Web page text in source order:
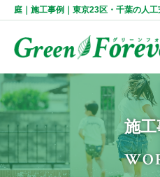
庭｜施工事例｜東京23区・千葉の人
施工